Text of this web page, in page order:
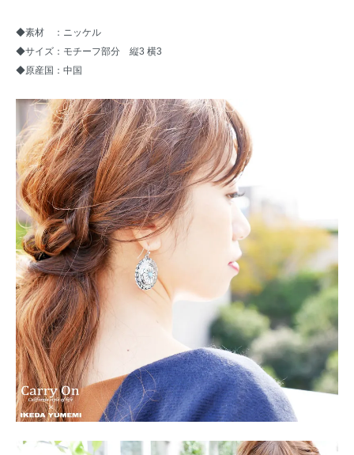
◆素材 ：ニッケル
◆サイズ：モチーフ部分 縦3 横3
◆原産国：中国